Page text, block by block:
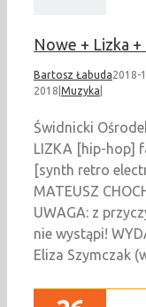
Nowe + Lizka
Bartosz Łabuda2018-
2018 Muzyka
Świdnicki
LIZKA [hip-hop]
[synth retro
MATEUSZ
UWAGA: z
nie wystąpi!
Eliza Szymczak